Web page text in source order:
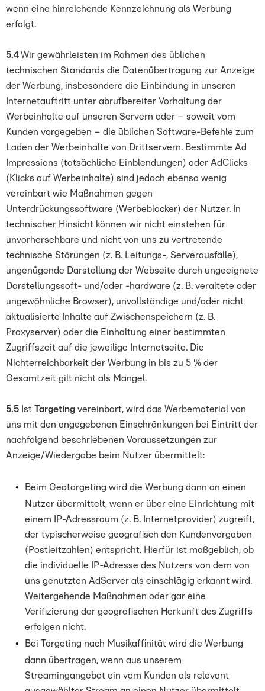
wenn eine hinreichende Kennzeichnung als Werbung
erfolgt.
5.4Wir gewährleisten im Rahmen des üblichen
technischen Standards die Datenübertragung zur Anzeige
der Werbung, insbesondere die Einbindung in unseren
Internetauftritt unter abrufbereiter Vorhaltung der
Werbeinhalte auf unseren Servern oder – soweit vom
Kunden vorgegeben – die üblichen Software-Befehle zum
Laden der Werbeinhalte von Drittservern. Bestimmte Ad
Impressions (tatsächliche Einblendungen) oder AdClicks
(Klicks auf Werbeinhalte) sind jedoch ebenso wenig
vereinbart wie Maßnahmen gegen
Unterdrückungssoftware (Werbeblocker) der Nutzer. In
technischer Hinsicht können wir nicht einstehen für
unvorhersehbare und nicht von uns zu vertretende
technische Störungen (z. B. Leitungs-, Serverausfälle),
ungenügende Darstellung der Webseite durch ungeeignete
Darstellungssoft- und/oder -hardware (z. B. veraltete oder
ungewöhnliche Browser), unvollständige und/oder nicht
aktualisierte Inhalte auf Zwischenspeichern (z. B.
Proxyserver) oder die Einhaltung einer bestimmten
Zugriffszeit auf die jeweilige Internetseite. Die
Nichterreichbarkeit der Werbung in bis zu 5 % der
Gesamtzeit gilt nicht als Mangel.
5.5 Ist Targeting vereinbart, wird das Werbematerial von
uns mit den angegebenen Einschränkungen bei Eintritt der
nachfolgend beschriebenen Voraussetzungen zur
Anzeige/Wiedergabe beim Nutzer übermittelt:
Beim Geotargeting wird die Werbung dann an einen
Nutzer übermittelt, wenn er über eine Einrichtung mit
einem IP-Adressraum (z. B. Internetprovider) zugreift,
der typischerweise geografisch den Kundenvorgaben
(Postleitzahlen) entspricht. Hierfür ist maßgeblich, ob
die individuelle IP-Adresse des Nutzers von dem von
uns genutzten AdServer als einschlägig erkannt wird.
Weitergehende Maßnahmen oder gar eine
Verifizierung der geografischen Herkunft des Zugriffs
erfolgen nicht.
Bei Targeting nach Musikaffinität wird die Werbung
dann übertragen, wenn aus unserem
Streamingangebot ein vom Kunden als relevant